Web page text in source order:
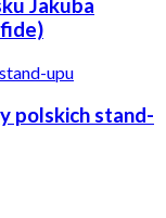
Jakuba
polskich stand-